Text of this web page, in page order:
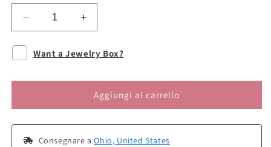
Diminuisci
quantità
per
Sticky
Aumenta
quantità
per
Sticky
Want a Jewelry Box?
Aggiungi al carrello
Consegnare a Ohio, United States